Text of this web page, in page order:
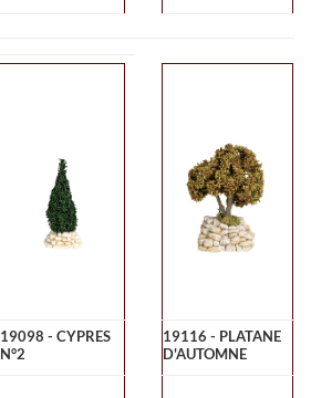
19098 - CYPRES
N°2
19116 - PLATANE
D'AUTOMNE